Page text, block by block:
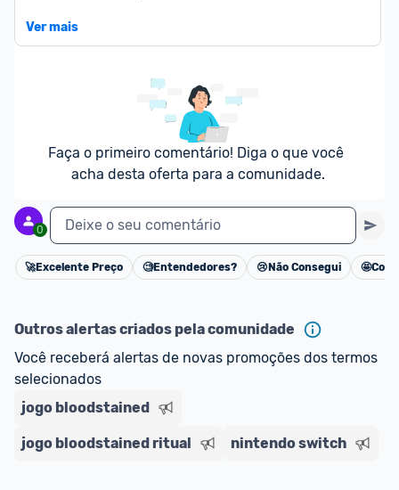
A oferta termina em:
Ver mais
Faça o primeiro comentário! Diga o que você
acha desta oferta para a comunidade.
0 Deixe o seu comentário
Cancelar
🚀Excelente Preço 🧐Entendedores? 😢 Não Consegui 🤩
Outros alertas criados pela comunidade
Você receberá alertas de novas promoções dos termos
selecionados
jogo bloodstained
jogo bloodstained ritual nintendo switch